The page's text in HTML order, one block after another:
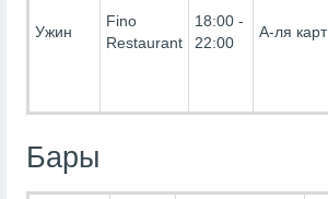
Ужин
Fino
Restaurant
18:00 -
22:00
А-ля карт
Бары